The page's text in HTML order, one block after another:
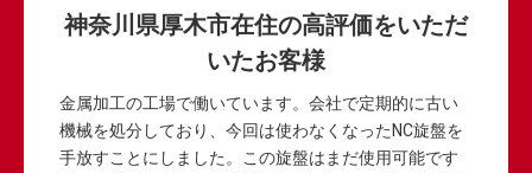
神奈川県厚木市在住の高評価をいただ
いたお客様
金属加工の工場で働いています。会社で定期的に古い
機械を処分しており、今回は使わなくなったNC旋盤を
手放すことにしました。この旋盤はまだ使用可能です